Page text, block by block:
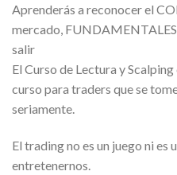
Aprenderás a reconocer el
mercado,
salir
El Curso de Lectura y
curso para traders que se
seriamente.
El trading no es un juego ni es
entretenernos.